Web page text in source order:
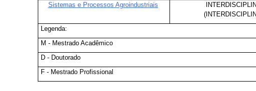
Sistemas e Processos Agroindustriais
Legenda:
M - Mestrado Acadêmico
D - Doutorado
F - Mestrado Profissional